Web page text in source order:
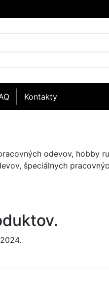
Kontakty
odevov, hobby
špeciálnych